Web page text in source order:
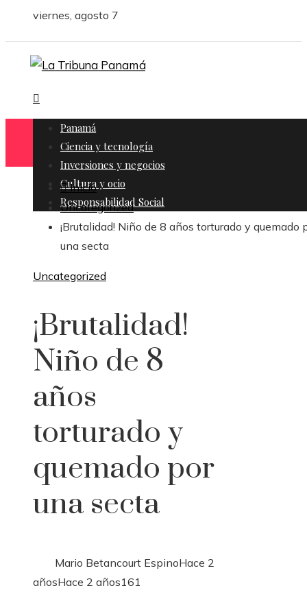
viernes, agosto 7
Panamá
Ciencia y tecnología
Inversiones y negocios
Cultura y ocio
Responsabilidad Social
Inicio
Uncategorized
¡Brutalidad! Niño de 8 años torturado y quemado
una secta
Uncategorized
¡Brutalidad!
Niño de 8
años
torturado y
quemado por
una secta
Mario Betancourt EspinoHace 2
añosHace 2 años161